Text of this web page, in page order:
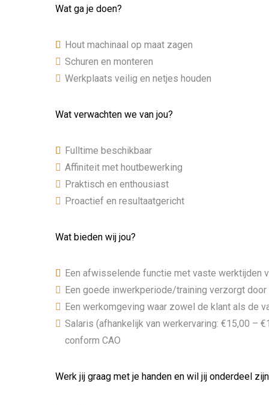
Wat ga je doen?
Hout machinaal op maat zagen
Schuren en monteren
Werkplaats veilig en netjes houden
Wat verwachten we van jou?
Fulltime beschikbaar
Affiniteit met houtbewerking
Praktisch en enthousiast
Proactief en resultaatgericht
Wat bieden wij jou?
Een afwisselende functie met vaste werktijden
Een goede inwerkperiode/training verzorgt
Een werkomgeving waar zowel de klant als de
Salaris (afhankelijk van werkervaring: €15,00 –
conform CAO
Werk jij graag met je handen en wil jij onderdeel